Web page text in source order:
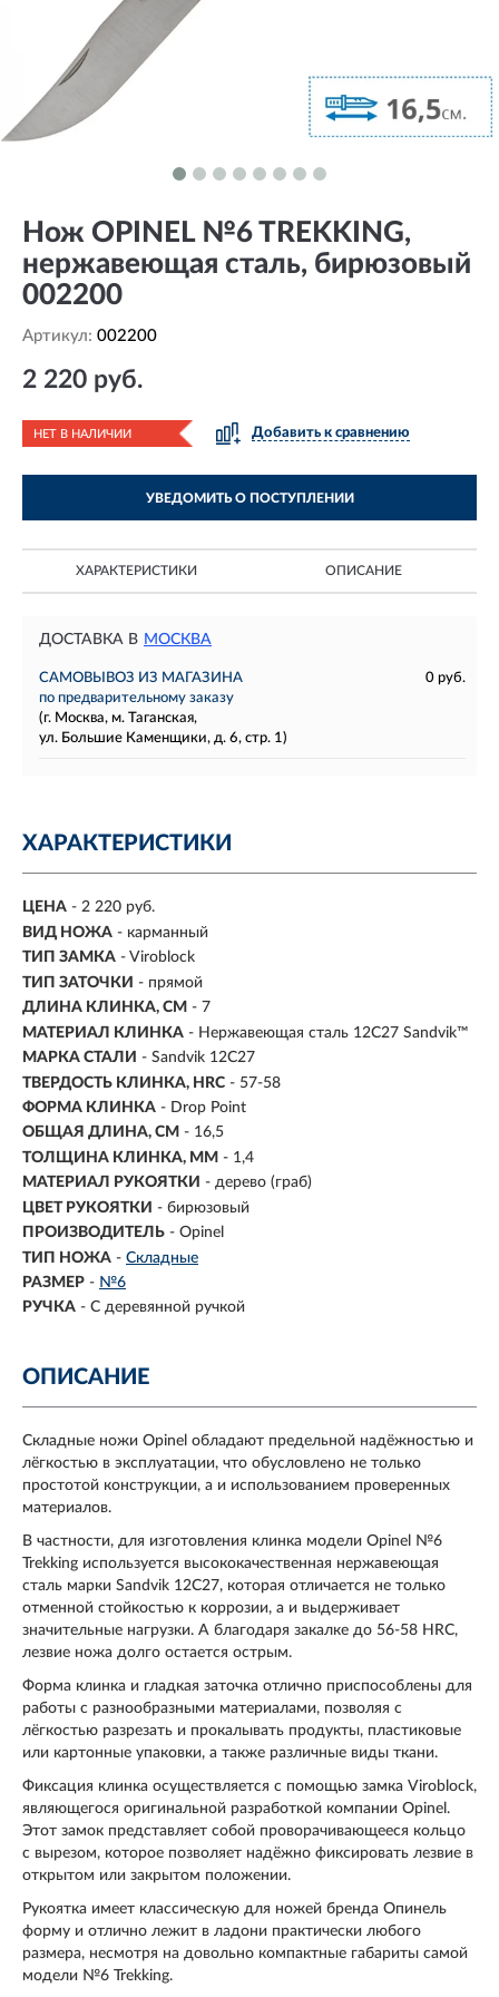
Нож OPINEL №6 TREKKING,
нержавеющая сталь, бирюзовый
002200
Артикул: 002200
2 220 руб.
НЕТ В НАЛИЧИИ Добавить к сравнению
УВЕДОМИТЬ О ПОСТУПЛЕНИИ
ХАРАКТЕРИСТИКИ ОПИСАНИЕ
ДОСТАВКА В МОСКВА
САМОВЫВОЗ ИЗ МАГАЗИНА
0 руб.
по предварительному заказу
(г. Москва, м. Таганская,
ул. Большие Каменщики, д. 6, стр. 1)
ХАРАКТЕРИСТИКИ
ЦЕНА - 2 220 руб.
ВИД НОЖА - карманный
ТИП ЗАМКА - Viroblock
ТИП ЗАТОЧКИ - прямой
ДЛИНА КЛИНКА, СМ - 7
МАТЕРИАЛ КЛИНКА - Нержавеющая сталь 12С27 Sandvik™
МАРКА СТАЛИ - Sandvik 12C27
ТВЕРДОСТЬ КЛИНКА, HRC - 57-58
ФОРМА КЛИНКА - Drop Point
ОБЩАЯ ДЛИНА, СМ - 16,5
ТОЛЩИНА КЛИНКА, ММ - 1,4
МАТЕРИАЛ РУКОЯТКИ - дерево (граб)
ЦВЕТ РУКОЯТКИ - бирюзовый
ПРОИЗВОДИТЕЛЬ - Opinel
ТИП НОЖА - Складные
РАЗМЕР - №6
РУЧКА - С деревянной ручкой
ОПИСАНИЕ
Складные ножи Opinel обладают предельной надёжностью и
лёгкостью в эксплуатации, что обусловлено не только
простотой конструкции, а и использованием проверенных
материалов.
В частности, для изготовления клинка модели Opinel №6
Trekking используется высококачественная нержавеющая
сталь марки Sandvik 12C27, которая отличается не только
отменной стойкостью к коррозии, а и выдерживает
значительные нагрузки. А благодаря закалке до 56-58 HRC,
лезвие ножа долго остается острым.
Форма клинка и гладкая заточка отлично приспособлены для
работы с разнообразными материалами, позволяя с
лёгкостью разрезать и прокалывать продукты, пластиковые
или картонные упаковки, а также различные виды ткани.
Фиксация клинка осуществляется с помощью замка Viroblock,
являющегося оригинальной разработкой компании Opinel.
Этот замок представляет собой проворачивающееся кольцо
с вырезом, которое позволяет надёжно фиксировать лезвие в
открытом или закрытом положении.
Рукоятка имеет классическую для ножей бренда Опинель
форму и отлично лежит в ладони практически любого
размера, несмотря на довольно компактные габариты самой
модели №6 Trekking.